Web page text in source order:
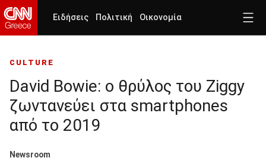
Ειδήσεις Πολιτική Οικονομία
CULTURE
David Bowie: ο θρύλος του Ziggy
ζωντανεύει στα smartphones
από το 2019
Newsroom